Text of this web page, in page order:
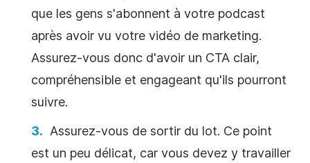
que les gens s'abonnent à votre podcast
après avoir vu votre vidéo de marketing.
Assurez-vous donc d'avoir un CTA clair,
compréhensible et engageant qu'ils pourront
suivre.
Assurez-vous de sortir du lot. Ce point
est un peu délicat, car vous devez y travailler